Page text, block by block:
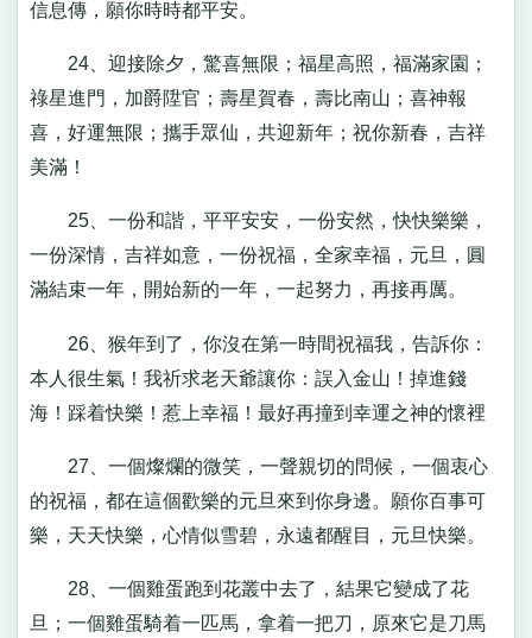
信息傳，願你時時都平安。
24、迎接除夕，驚喜無限；福星高照，福滿家園；
祿星進門，加爵陞官；壽星賀春，壽比南山；喜神報
喜，好運無限；攜手眾仙，共迎新年；祝你新春，吉祥
美滿！
25、一份和諧，平平安安，一份安然，快快樂樂，
一份深情，吉祥如意，一份祝福，全家幸福，元旦，圓
滿結束一年，開始新的一年，一起努力，再接再厲。
26、猴年到了，你沒在第一時間祝福我，告訴你：
本人很生氣！我祈求老天爺讓你：誤入金山！掉進錢
海！踩着快樂！惹上幸福！最好再撞到幸運之神的懷裡
27、一個燦爛的微笑，一聲親切的問候，一個衷心
的祝福，都在這個歡樂的元旦來到你身邊。願你百事可
樂，天天快樂，心情似雪碧，永遠都醒目，元旦快樂。
28、一個雞蛋跑到花叢中去了，結果它變成了花
旦；一個雞蛋騎着一匹馬，拿着一把刀，原來它是刀馬